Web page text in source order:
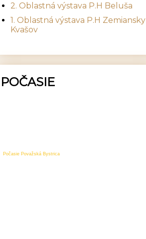
2. Oblastná výstava P.H Beluša
1. Oblastná výstava P.H Zemiansky
Kvašov
POČASIE
Počasie Považská Bystrica